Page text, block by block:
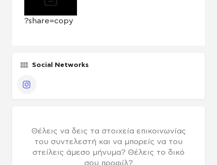
?share=copy
Social Networks
Θέλεις να δεις τα στοιχεία επικοινωνίας
του συντελεστή και να μπορείς να του
στείλεις άμεσο μήνυμα? Θέλεις το δικό
σου προφίλ?